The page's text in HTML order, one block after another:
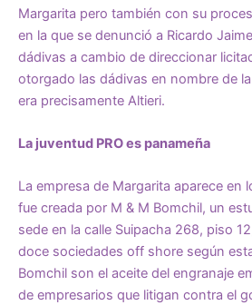
Margarita pero también con su
en la que se denunció a Ricardo
dádivas a cambio de direccionar
otorgado las dádivas en nombre de
era precisamente Altieri.
La juventud PRO es panameña
La empresa de Margarita aparece en
fue creada por M & M Bomchil, un
sede en la calle Suipacha 268, piso
doce sociedades off shore según
Bomchil son el aceite del engranaje
de empresarios que litigan contra el